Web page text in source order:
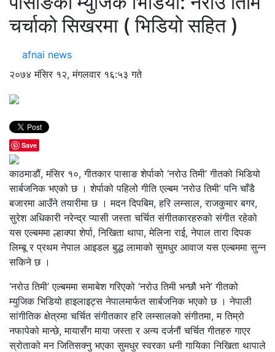
चर्चाको सिखरमा ( भिडियो सहित )
afnai news
२०७४ मंसिर १२, मंगलवार १६:५३ गते
Save
काठमाडौं, मंसिर १०, गीतकार पासाङ शेर्पाको ‘नरोउ तिमी’ गीतको भिडियो
सार्बजनिक भएको छ । शेर्पाको पहिलो गीति एल्बम ‘नरोउ तिमी’ पनि चाँडै
बजारमा आउँने तयारीमा छ । मदन दिपबिम, हरि लम्साल, राजकुमार बगर,
सुरेश अधिकारी नरेन्द्र प्यासी जस्ता चर्चित संगीतकारहरुको संगीत रहेको
यस एल्बममा ल्हाक्पा शेर्पा, निखिता थापा, मेलिना राई, नेपाल तारा दिपक
लिम्बू र प्रथम नेपाल आइडल बुद्ध लामाको सुमधुर आवाज यस एल्बममा सुन्न
सकिने छ ।
‘नरोउ तिमी’ एल्बममा समाबेश गरिएको ‘नरोउ तिमी भन्छौ भने’ गीतको
म्युजिक भिडियो हाइलाइट्स नेपालमार्फत सार्बजनिक भएको छ । नेपाली
सांगीतिक क्षेत्रमा चर्चित संगीतकार हरि लम्सालको संगीतमा, म तिम्रो
नफापेको मान्छे, मायासँग माया जस्ता र अन्य दर्जनौं चर्चित गीतहरु गाएर
स्रोताको मन जितिसक्नु भएका सुमधुर स्वरका धनी गायिका निखिता थापाले